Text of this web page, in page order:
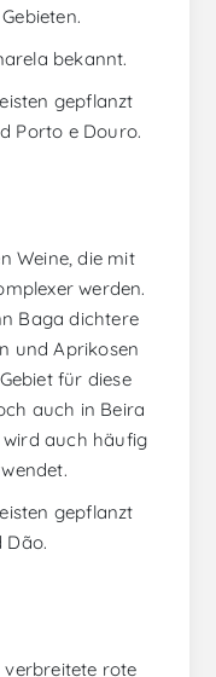
bekannt.
gepflanzt
Porto e Douro.
Weine, die mit
werden.
Baga dichtere
und Aprikosen
für diese
auch in Beira
auch häufig
gepflanzt
Dão.
verbreitete rote